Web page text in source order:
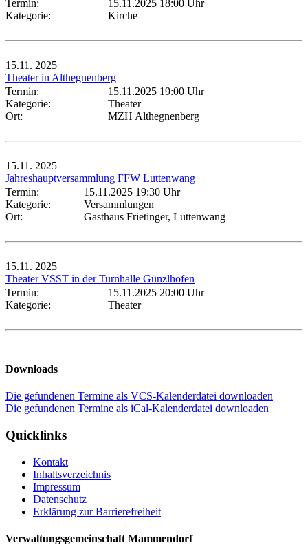
Termin:
15.11.2025 18:00 Uhr
Kategorie:
Kirche
15.11. 2025
Theater in Althegnenberg
Termin:
15.11.2025 19:00 Uhr
Kategorie:
Theater
Ort:
MZH Althegnenberg
15.11. 2025
Jahreshauptversammlung FFW Luttenwang
Termin:
15.11.2025 19:30 Uhr
Kategorie:
Versammlungen
Ort:
Gasthaus Frietinger, Luttenwang
15.11. 2025
Theater VSST in der Turnhalle Günzlhofen
Termin:
15.11.2025 20:00 Uhr
Kategorie:
Theater
Downloads
Die gefundenen Termine als VCS-Kalenderdatei downloaden
Die gefundenen Termine als iCal-Kalenderdatei downloaden
Quicklinks
Kontakt
Inhaltsverzeichnis
Impressum
Datenschutz
Erklärung zur Barrierefreiheit
Verwaltungsgemeinschaft Mammendorf